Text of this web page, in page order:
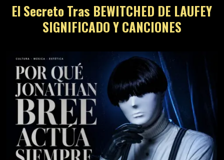
El Secreto Tras BEWITCHED DE LAUFEY
SIGNIFICADO Y CANCIONES